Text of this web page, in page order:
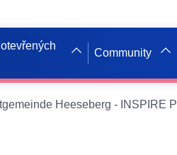
Community
Heeseberg - INSPIRE